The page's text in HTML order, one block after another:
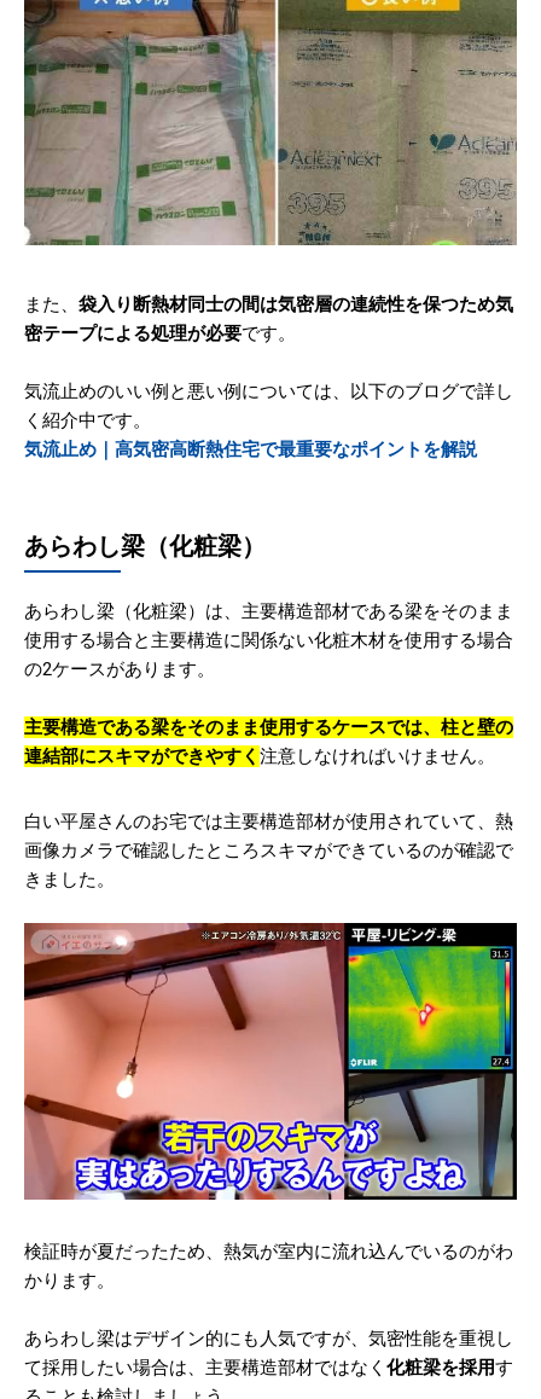
また、 袋入り断熱材同士の間は気密層の連続性を保つため気
密テープによる処理が必要です。
気流止めのいい例と悪い例については、以下のブログで詳し
く紹介中です。
気流止め｜高気密高断熱住宅で最重要なポイントを解説
あらわし梁（化粧梁）
あらわし梁（化粧梁）は、主要構造部材である梁をそのまま
使用する場合と主要構造に関係ない化粧木材を使用する場合
の2ケースがあります。
主要構造である梁をそのまま使用するケースでは、柱と壁の
連結部にスキマができやすく 注意しなければいけません。
白い平屋さんのお宅では主要構造部材が使用されていて、熱
画像カメラで確認したところスキマができているのが確認で
きました。
検証時が夏だったため、熱気が室内に流れ込んでいるのがわ
かります。
あらわし梁はデザイン的にも人気ですが、気密性能を重視し
て採用したい場合は、主要構造部材ではなく 化粧梁を採用す